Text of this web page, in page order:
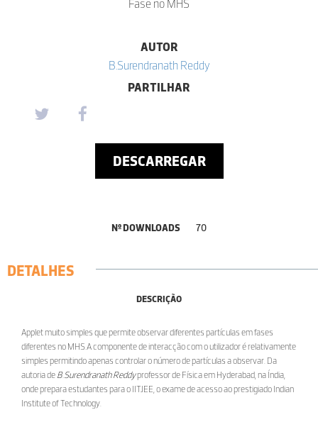
Fase no MHS
AUTOR
B.Surendranath Reddy
PARTILHAR
DESCARREGAR
Nº DOWNLOADS 70
DETALHES
DESCRIÇÃO
Applet muito simples que permite observar diferentes partículas em fases
diferentes no MHS.A componente de interacção com o utilizador é relativamente
simples permitindo apenas controlar o número de partículas a observar. Da
autoria de B.Surendranath Reddyprofessor de Física em Hyderabad, na Índia,
onde prepara estudantes para o IITJEE, o exame de acesso ao prestigiado Indian
Institute of Technology.